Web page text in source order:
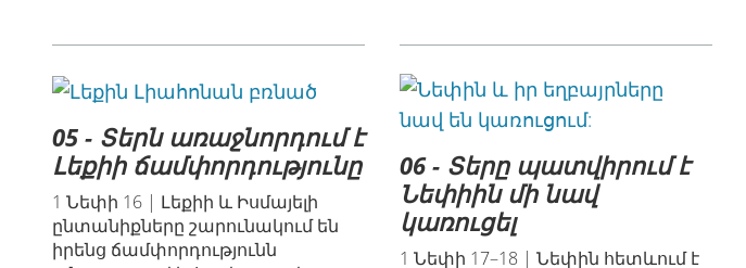
05 - Տերն առաջնորդում է
Լեքիի ճամփորդությունը
1 Նեփի 16 | Լեքիի և Իսմայելի
ընտանիքները շարունակում են
իրենց ճամփորդությունն
06 - Տերը պատվիրում է
Նեփիին մի նավ
կառուցել
1 Նեփի 17–18 | Նեփին հետևում է